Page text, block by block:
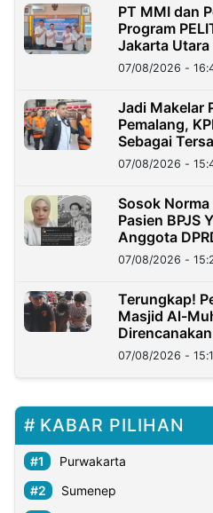
PT MMI dan
Program
Jakarta Utara
07/08/2026 -
Jadi Makelar
Pemalang,
Sebagai
07/08/2026 -
Sosok
Pasien BPJS
Anggota
Lukman
07/08/2026 -
Terungkap!
Masjid Al-
07/08/2026 -
KABAR PILIHAN
Purwakarta
Sumenep